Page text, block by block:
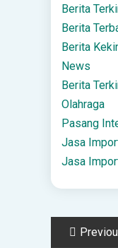
Berita
Berita
Berita
News
Berita
Olahraga
Pasang
Jasa
Jasa
Post